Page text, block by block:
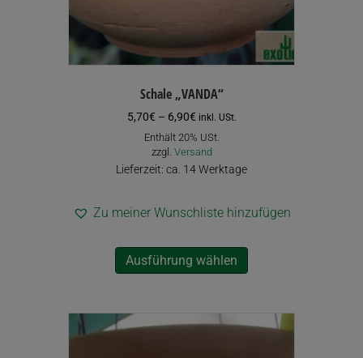
werden
Schale „VANDA“
5,70€ – 6,90€Preisspanne:
5,70€
bis
6,90€
inkl. USt.
Enthält 20% USt.
zzgl. Versand
Lieferzeit: ca. 14 Werktage
Zu meiner Wunschliste hinzufügen
Ausführung wählen
Varianten